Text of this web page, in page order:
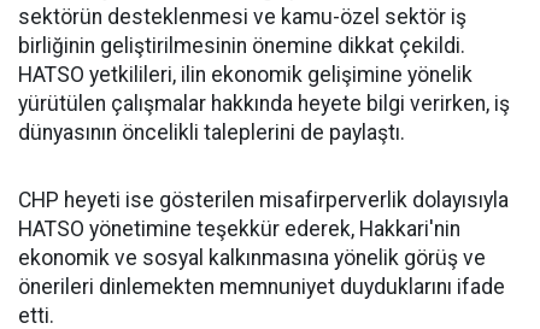
sektörün desteklenmesi ve kamu-özel sektör iş
birliğinin geliştirilmesinin önemine dikkat çekildi.
HATSO yetkilileri, ilin ekonomik gelişimine yönelik
yürütülen çalışmalar hakkında heyete bilgi verirken, iş
dünyasının öncelikli taleplerini de paylaştı.
CHP heyeti ise gösterilen misafirperverlik dolayısıyla
HATSO yönetimine teşekkür ederek, Hakkari'nin
ekonomik ve sosyal kalkınmasına yönelik görüş ve
önerileri dinlemekten memnuniyet duyduklarını ifade
etti.